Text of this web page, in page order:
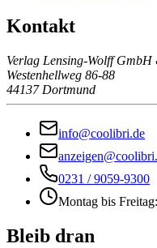
Kontakt
Verlag Lensing-Wolff
Westenhellweg 86-88
44137 Dortmund
info@coolibri.de
0231 / 9059-9300
Montag bis
Bleib dran